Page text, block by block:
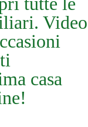
Video
casa